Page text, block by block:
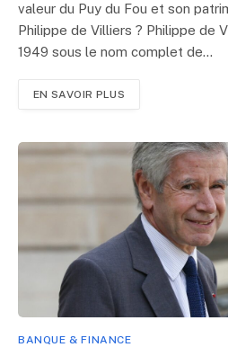
valeur du Puy du Fou et son
Philippe de Villiers ? Philippe de
1949 sous le nom complet de…
EN SAVOIR PLUS
BANQUE & FINANCE